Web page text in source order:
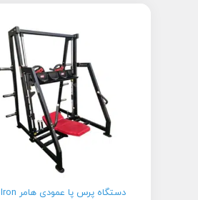
دستگاه پرس پا عمودی هامر Iron